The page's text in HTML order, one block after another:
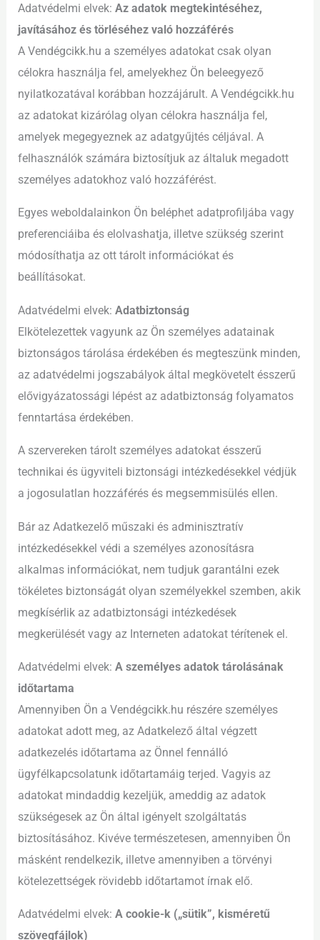
Adatvédelmi elvek:Az adatok megtekintéséhez,
javításához és törléséhez való hozzáférés
A Vendégcikk.hu a személyes adatokat csak olyan
célokra használja fel, amelyekhez Ön beleegyező
nyilatkozatával korábban hozzájárult. A Vendégcikk.hu
az adatokat kizárólag olyan célokra használja fel,
amelyek megegyeznek az adatgyűjtés céljával. A
felhasználók számára biztosítjuk az általuk megadott
személyes adatokhoz való hozzáférést.
Egyes weboldalainkon Ön beléphet adatprofiljába vagy
preferenciáiba és elolvashatja, illetve szükség szerint
módosíthatja az ott tárolt információkat és
beállításokat.
Adatvédelmi elvek:Adatbiztonság
Elkötelezettek vagyunk az Ön személyes adatainak
biztonságos tárolása érdekében és megteszünk minden,
az adatvédelmi jogszabályok által megkövetelt ésszerű
elővigyázatossági lépést az adatbiztonság folyamatos
fenntartása érdekében.
A szervereken tárolt személyes adatokat ésszerű
technikai és ügyviteli biztonsági intézkedésekkel védjük
a jogosulatlan hozzáférés és megsemmisülés ellen.
Bár az Adatkezelő műszaki és adminisztratív
intézkedésekkel védi a személyes azonosításra
alkalmas információkat, nem tudjuk garantálni ezek
tökéletes biztonságát olyan személyekkel szemben, akik
megkísérlik az adatbiztonsági intézkedések
megkerülését vagy az Interneten adatokat térítenek el.
Adatvédelmi elvek:A személyes adatok tárolásának
időtartama
Amennyiben Ön a Vendégcikk.hu részére személyes
adatokat adott meg, az Adatkelező által végzett
adatkezelés időtartama az Önnel fennálló
ügyfélkapcsolatunk időtartamáig terjed. Vagyis az
adatokat mindaddig kezeljük, ameddig az adatok
szükségesek az Ön által igényelt szolgáltatás
biztosításához. Kivéve természetesen, amennyiben Ön
másként rendelkezik, illetve amennyiben a törvényi
kötelezettségek rövidebb időtartamot írnak elő.
Adatvédelmi elvek:A cookie-k („sütik”, kisméretű
szövegfájlok)